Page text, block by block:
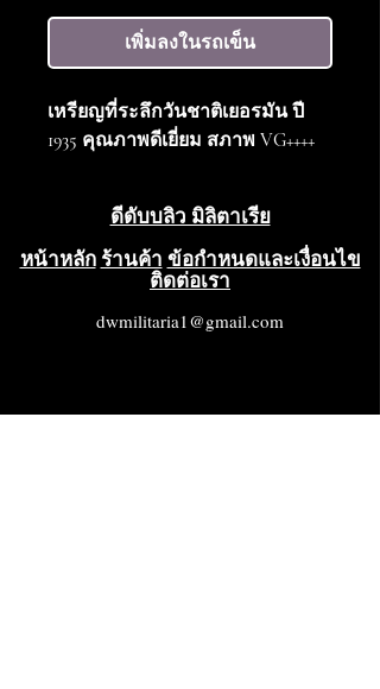
เพิ่มลงในรถเข็น
เหรียญที่ระลึกวันชาติเยอรมัน ปี
1935 คุณภาพดีเยี่ยม สภาพ VG++++
ดีดับบลิว มิลิตาเรีย
หน้าหลัก ร้านค้า ข้อกำหนดและเงื่อนไข
ติดต่อเรา
dwmilitaria1@gmail.com